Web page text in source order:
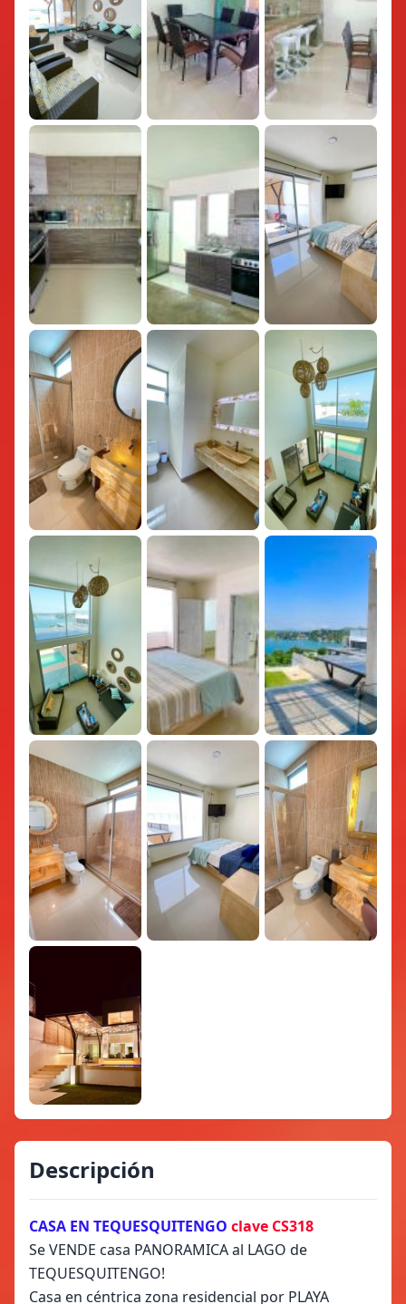
Descripción
CASA EN TEQUESQUITENGO clave CS318
Se VENDE casa PANORAMICA al LAGO de
TEQUESQUITENGO!
Casa en céntrica zona residencial por PLAYA